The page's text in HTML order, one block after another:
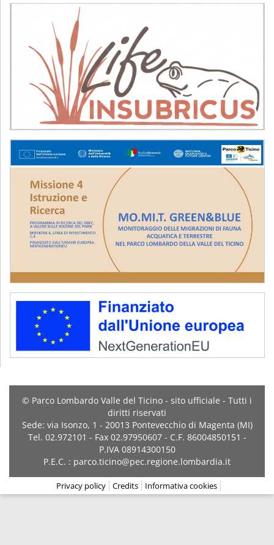
© Parco Lombardo Valle del Ticino - sito ufficiale - Tutti i
diritti riservati
Sede: via Isonzo, 1 - 20013 Pontevecchio di Magenta (MI)
Tel. 02.972101 - Fax 02.97950607 - C.F. 86004850151 -
P.IVA 08914300150
P.E.C. : parco.ticino@pec.regione.lombardia.it
Privacy policy Credits Informativa cookies